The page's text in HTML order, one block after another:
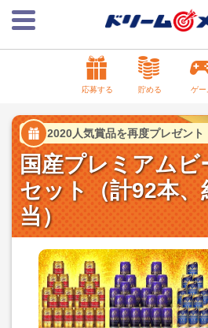
応募する 貯める ゲー
2020人気賞品を再度プレゼント
国産プレミアムビ
セット（計92本
当）